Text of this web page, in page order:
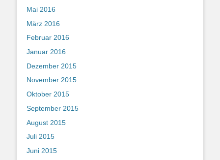
Mai 2016
März 2016
Februar 2016
Januar 2016
Dezember 2015
November 2015
Oktober 2015
September 2015
August 2015
Juli 2015
Juni 2015